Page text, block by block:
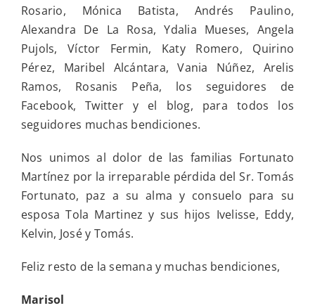
Rosario, Mónica Batista, Andrés Paulino,
Alexandra De La Rosa, Ydalia Mueses, Angela
Pujols, Víctor Fermin, Katy Romero, Quirino
Pérez, Maribel Alcántara, Vania Núñez, Arelis
Ramos, Rosanis Peña, los seguidores de
Facebook, Twitter y el blog, para todos los
seguidores muchas bendiciones.
Nos unimos al dolor de las familias Fortunato
Martínez por la irreparable pérdida del Sr. Tomás
Fortunato, paz a su alma y consuelo para su
esposa Tola Martinez y sus hijos Ivelisse, Eddy,
Kelvin, José y Tomás.
Feliz resto de la semana y muchas bendiciones,
Marisol